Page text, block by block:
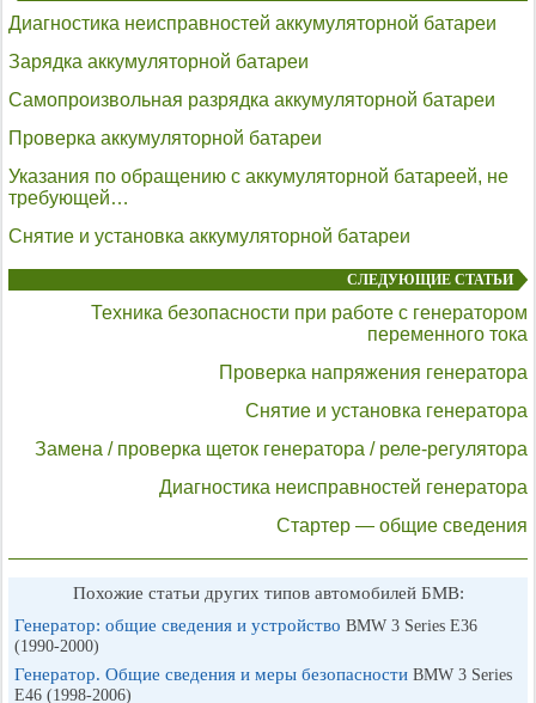
Диагностика неисправностей аккумуляторной батареи
Зарядка аккумуляторной батареи
Самопроизвольная разрядка аккумуляторной батареи
Проверка аккумуляторной батареи
Указания по обращению с аккумуляторной батареей, не
требующей…
Снятие и установка аккумуляторной батареи
СЛЕДУЮЩИЕ СТАТЬИ
Техника безопасности при работе с генератором
переменного тока
Проверка напряжения генератора
Снятие и установка генератора
Замена / проверка щеток генератора / реле-регулятора
Диагностика неисправностей генератора
Стартер — общие сведения
Похожие статьи других типов автомобилей БМВ:
Генератор: общие сведения и устройство BMW 3 Series E36
(1990-2000)
Генератор. Общие сведения и меры безопасности BMW 3 Series
E46 (1998-2006)